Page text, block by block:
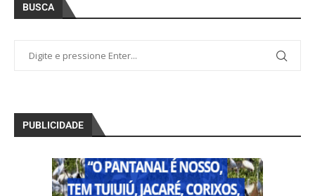
BUSCA
PUBLICIDADE